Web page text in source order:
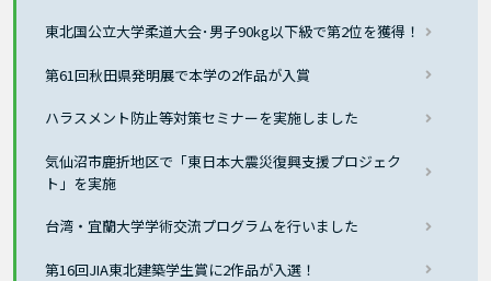
東北国公立大学柔道大会･男子90kg以下級で第2位を獲得！
第61回秋田県発明展で本学の2作品が入賞
ハラスメント防止等対策セミナーを実施しました
気仙沼市鹿折地区で「東日本大震災復興支援プロジェク
ト」を実施
台湾・宜蘭大学学術交流プログラムを行いました
第16回JIA東北建築学生賞に2作品が入選！